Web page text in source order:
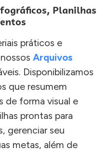
Planilhas
práticos e
Arquivos
Disponibilizamos
que resumem
de forma visual e
prontas para
gerenciar seu
metas, além de